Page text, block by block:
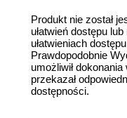
Produkt nie został
ułatwień dostępu
ułatwieniach
Prawdopodobnie
umożliwił
przekazał
dostępności.